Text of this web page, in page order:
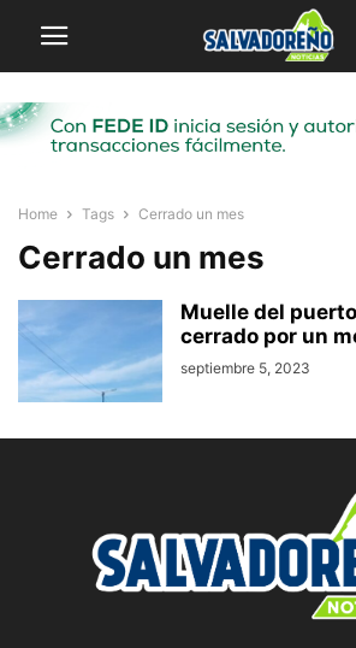
Home Tags Cerrado un mes
Cerrado un mes
Muelle del
cerrado por un
septiembre 5, 2023